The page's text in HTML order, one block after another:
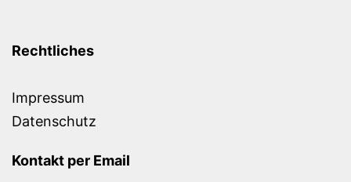
Rechtliches
Impressum
Datenschutz
Kontakt per Email